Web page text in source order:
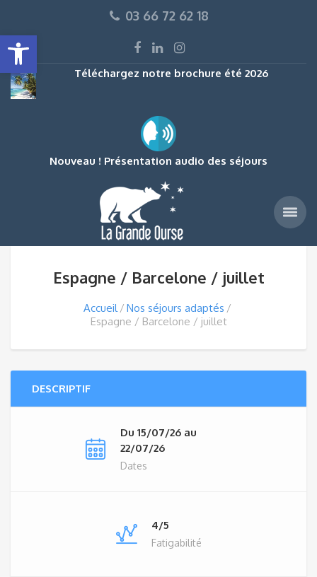
Ouvrir la barre d’outils
03 66 72 62 18
Téléchargez notre brochure été 2026
Nouveau ! Présentation audio des séjours
Espagne / Barcelone / juillet
Accueil
Nos séjours adaptés
Espagne / Barcelone / juillet
DESCRIPTIF
Du 15/07/26 au
22/07/26
Dates
4/5
Fatigabilité